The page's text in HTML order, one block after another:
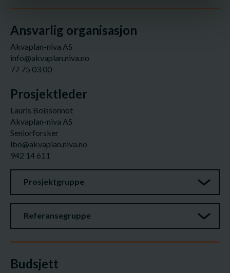
Ansvarlig organisasjon
Akvaplan-niva AS
info@akvaplan.niva.no
77 75 03 00
Prosjektleder
Lauris Boissonnot
Akvaplan-niva AS
Seniorforsker
lbo@akvaplan.niva.no
942 14 611
Prosjektgruppe
Referansegruppe
Budsjett